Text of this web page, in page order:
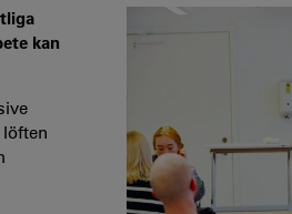
kan